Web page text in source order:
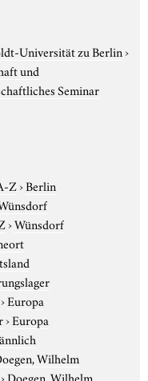
Universität zu Berlin›
und
Seminar
Z›Berlin
›Wünsdorf
Europa
›Europa
Wilhelm
Doegen, Wilhelm